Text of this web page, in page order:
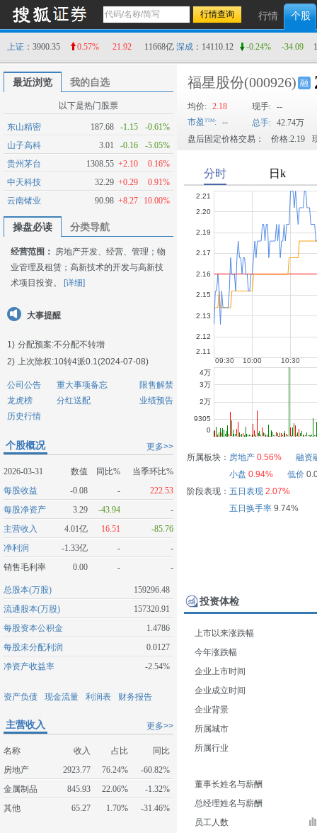
行情 个股
上证 ：3900.35 0.57% 21.92 11668亿 深成 ：14110.12 -0.24% -34.09
最近浏览 我的自选
以下是热门股票
东山精密 187.68 -1.15
-0.61%
山子高科
3.01 -0.16
-5.05%
贵州茅台
1308.55 +2.10
0.16%
中天科技
32.29 +0.29
0.91%
云南锗业
90.98 +8.27 10.00%
操盘必读 分类导航
经营范围： 房地产开发、经营、管理；物
业管理及租赁；高新技术的开发与高新技
术项目投资。
[详细]
大事提醒
1) 分配预案:不分配不转增
2) 上次除权:10转4派0.1(2024-07-08)
公司公告 重大事项备忘
限售解禁
龙虎榜
分红送配
业绩预告
历史行情
更多>>
个股概况
2026-03-31 数值 同比%
当季环比%
每股收益
-0.08 -
222.53
每股净资产
3.29 -43.94
-
主营收入
4.01亿 16.51
-85.76
净利润
-1.33亿 -
-
销售毛利率
0.00 - -
总股本(万股)
159296.48
流通股本(万股)
157320.91
每股资本公积金
1.4786
每股未分配利润
0.0127
净资产收益率
-2.54%
资产负债 现金流量 利润表 财务报告
更多>>
主营收入
名称 收入 占比
同比
房地产
2923.77 76.24%
-60.82%
金属制品
845.93 22.06%
-1.32%
其他
65.27 1.70% -31.46%
福星股份(000926) 融
均价: 2.18 现手: --
市盈
: -- 总手: 42.74万
盘后固定价格交易：
价格:2.19
所属板块： 房地产 0.56%
融资
小盘 0.94% 低价
阶段表现： 五日表现 2.07%
五日换手率9.74%
投资体检
上市以来涨跌幅
今年涨跌幅
企业上市时间
企业成立时间
企业背景
所属城市
所属行业
董事长姓名与薪酬
总经理姓名与薪酬
员工人数